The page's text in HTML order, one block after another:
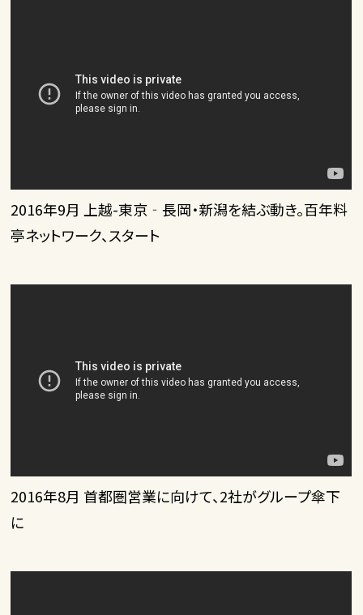
2016年9月 上越-東京‐長岡・新潟を結ぶ動き。百年料
亭ネットワーク、スタート
2016年8月 首都圏営業に向けて、2社がグループ傘下
に